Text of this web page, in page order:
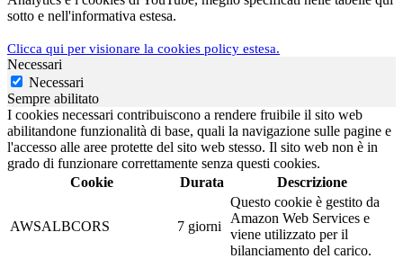
sotto e nell'informativa estesa.
Clicca qui per visionare la cookies policy estesa.
Necessari
Necessari
Sempre abilitato
I cookies necessari contribuiscono a rendere fruibile il sito web
abilitandone funzionalità di base, quali la navigazione sulle pagine e
l'accesso alle aree protette del sito web stesso. Il sito web non è in
grado di funzionare correttamente senza questi cookies.
Cookie
Durata Descrizione
AWSALBCORS 7 giorni
Questo cookie è gestito da
Amazon Web Services e
viene utilizzato per il
bilanciamento del carico.